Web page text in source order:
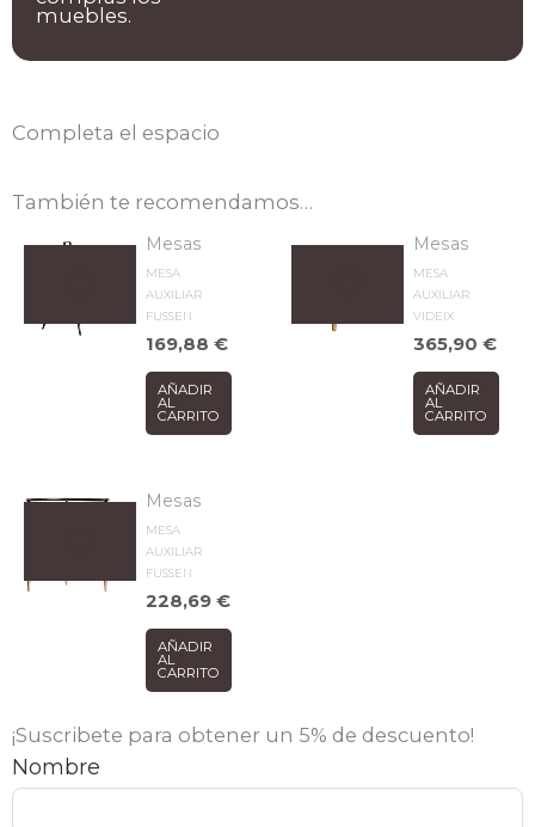
muebles.
Completa el espacio
También te recomendamos…
Mesas
MESA
AUXILIAR
FUSSEN
169,88€
AÑADIR
AL
CARRITO
Mesas
MESA
AUXILIAR
VIDEIX
365,90€
AÑADIR
AL
CARRITO
Mesas
MESA
AUXILIAR
FUSSEN
228,69€
AÑADIR
AL
CARRITO
¡Suscribete para obtener un 5% de descuento!
Nombre